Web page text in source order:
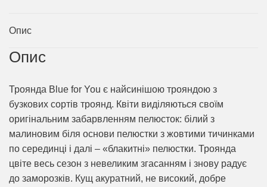
Опис
Опис
Троянда Blue for You є найсинішою трояндою з
бузкових сортів троянд. Квіти виділяються своїм
оригінальним забарвленням пелюсток: білий з
малиновим біля основи пелюстки з жовтими тичинками
по серединці і далі – «блакитні» пелюстки. Троянда
цвіте весь сезон з невеликим згасанням і знову радує
до заморозків. Кущ акуратний, не високий, добре